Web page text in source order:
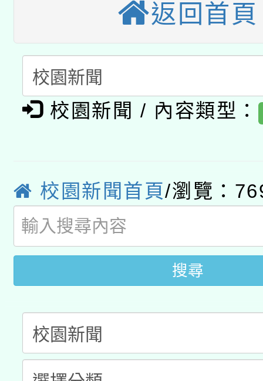
暨閱讀推動專業研習
科技賦能─人工智慧
礎課程
A3數位素養講師名單
「數位內容與教學軟體
pilot」
有關大陸委員會函釋公
轉知經濟部水利署委託
用水績優單位及節水達
動」
桃園市孔廟祈福系列
開 智慧啟航」
2026年桃園地景藝術
返回首頁
校園新聞 / 內容類型：
校園新聞首頁/瀏覽：
搜尋